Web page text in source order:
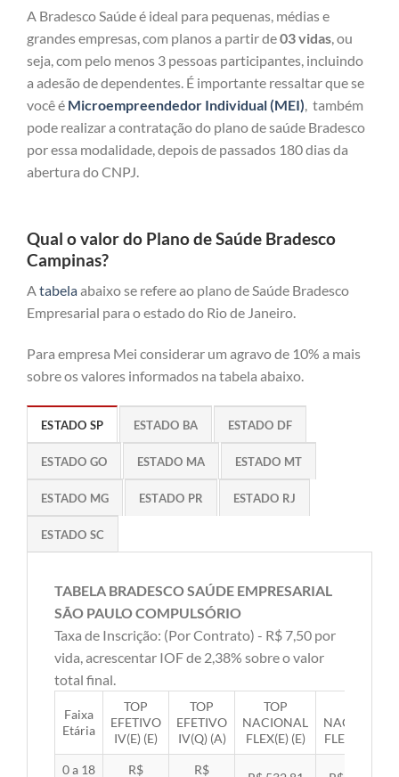
A Bradesco Saúde é ideal para pequenas, médias e
grandes empresas, com planos a partir de03 vidas, ou
seja, com pelo menos 3 pessoas participantes, incluindo
a adesão de dependentes. É importante ressaltar que se
você é Microempreendedor Individual (MEI), também
pode realizar a contratação do plano de saúde Bradesco
por essa modalidade, depois de passados 180 dias da
abertura do CNPJ.
Qual o valor do Plano de Saúde Bradesco
Campinas?
Atabelaabaixo se refere ao plano de Saúde Bradesco
Empresarial para o estado do Rio de Janeiro.
Para empresa Mei considerar um agravo de 10% a mais
sobre os valores informados na tabela abaixo.
ESTADO SP ESTADO BA ESTADO DF
ESTADO GO ESTADO MA ESTADO MT
ESTADO MG ESTADO PR ESTADO RJ
ESTADO SC
TABELA BRADESCO SAÚDE EMPRESARIAL
SÃO PAULO COMPULSÓRIO
Taxa de Inscrição: (Por Contrato) - R$ 7,50 por
vida, acrescentar IOF de 2,38% sobre o valor
total final.
Faixa
Etária
TOP
EFETIVO
IV(E) (E)
TOP
EFETIVO
IV(Q) (A)
TOP
NACIONAL
FLEX(E) (E)
NACIONAL
FLEX(Q) (A)
0 a 18 R$ R$